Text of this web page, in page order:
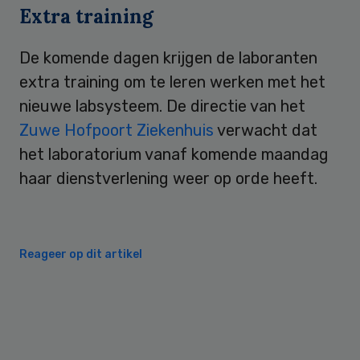
Extra training
De komende dagen krijgen de laboranten
extra training om te leren werken met het
nieuwe labsysteem. De directie van het
Zuwe Hofpoort Ziekenhuis verwacht dat
het laboratorium vanaf komende maandag
haar dienstverlening weer op orde heeft.
Reageer op dit artikel